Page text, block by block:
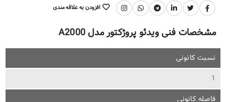
اشتراک گذاری: افزودن به علاقه مندی
مشخصات فنی ویدئو پروژکتور مدل A2000
نسبت کانونی
1
فاصله کانونی